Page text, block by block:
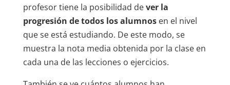
profesor tiene la posibilidad dever la
progresión de todos los alumnosen el nivel
que se está estudiando. De este modo, se
muestra la nota media obtenida por la clase en
cada una de las lecciones o ejercicios.